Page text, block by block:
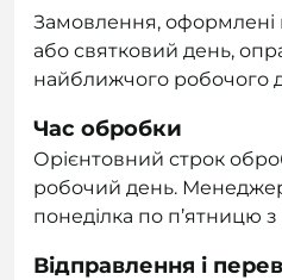
Замовлення, оформлені
або святковий день,
найближчого робочого
Час обробки
Орієнтовний строк
робочий день.
понеділка по п’ятницю
Відправлення і